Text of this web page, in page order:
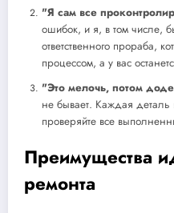
"Я сам все
ошибок, и я, в том числе,
ответственного прораба,
процессом, а у вас
"Это мелочь, потом
не бывает. Каждая
проверяйте все
Преимущества
ремонта